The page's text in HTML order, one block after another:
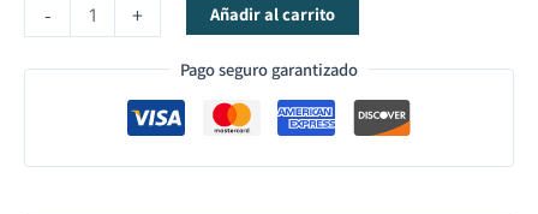
- + Añadir al carrito
Pago seguro garantizado